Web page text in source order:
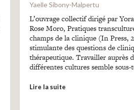
Yaelle Sibony-Malpertu
L’ouvrage collectif dirigé par
Rose Moro, Pratiques
champs de la clinique (In Press,
stimulante des questions de
thérapeutique. Travailler auprès
différentes cultures semble
Lire la suite